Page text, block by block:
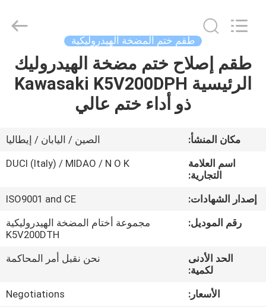
منزل
حول
جولة
الجودة
Reserved.
طقم ختم المضخة الهيدروليكية
طقم إصلاح ختم مضخة الهيدروليك
الرئيسية Kawasaki K5V200DPH
ذو أداء ختم عالي
مكان المنشأ:
الصين / اليابان / إيطاليا
اسم العلامة
التجارية:
DUCI (Italy) / MIDAO / N O K
إصدار الشهادات:
ISO9001 and CE
رقم الموديل:
مجموعة أختام المضخة الهيدروليكية
K5V200DTH
الحد الأدنى
لكمية:
نحن نقبل أمر المحاكمة
الأسعار:
Negotiations